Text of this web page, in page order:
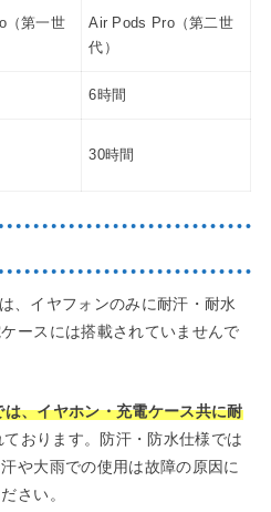
（第一世
Air Pods Pro（第二世
代）
6時間
30時間
、イヤフォンのみに耐汗・耐水
ースには搭載されていませんで
、イヤホン・充電ケース共に耐
ております。防汗・防水仕様では
や大雨での使用は故障の原因に
さい。